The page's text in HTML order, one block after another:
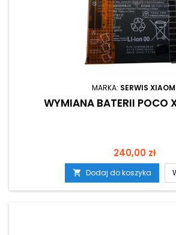
MARKA: SERWIS
WYMIANA BATERII POCO
Cena
240,00 zł
 Dodaj do koszyka